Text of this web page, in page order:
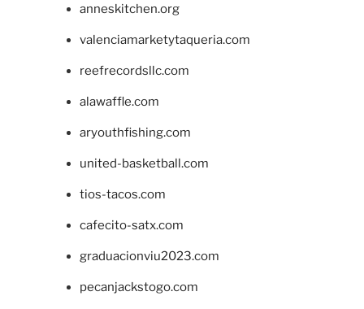
anneskitchen.org
valenciamarketytaqueria.com
reefrecordsllc.com
alawaffle.com
aryouthfishing.com
united-basketball.com
tios-tacos.com
cafecito-satx.com
graduacionviu2023.com
pecanjackstogo.com